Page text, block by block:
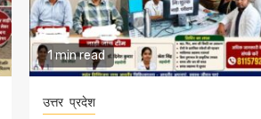
1 min read
उत्तर प्रदेश